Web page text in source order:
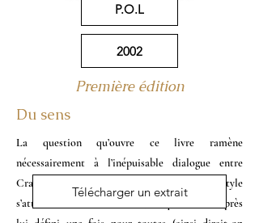
P.O.L
2002
Première édition
Du sens
La question qu’ouvre ce livre ramène
nécessairement à l’inépuisable dialogue entre
Cratyle et Hermogène, chez Platon. Cratyle
s’attachant au sens des mots, tel qu’il a été d’après
Lire en ligne le texte
Télécharger un extrait